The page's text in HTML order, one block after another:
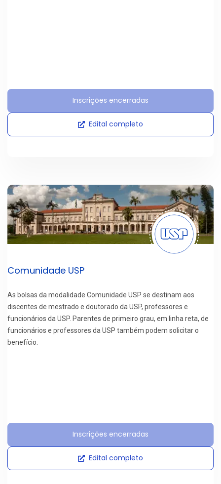
Inscrições encerradas
Edital completo
Comunidade USP
As bolsas da modalidade Comunidade USP se destinam aos
discentes de mestrado e doutorado da USP, professores e
funcionários da USP. Parentes de primeiro grau, em linha reta, de
funcionários e professores da USP também podem solicitar o
benefício.
Inscrições encerradas
Edital completo